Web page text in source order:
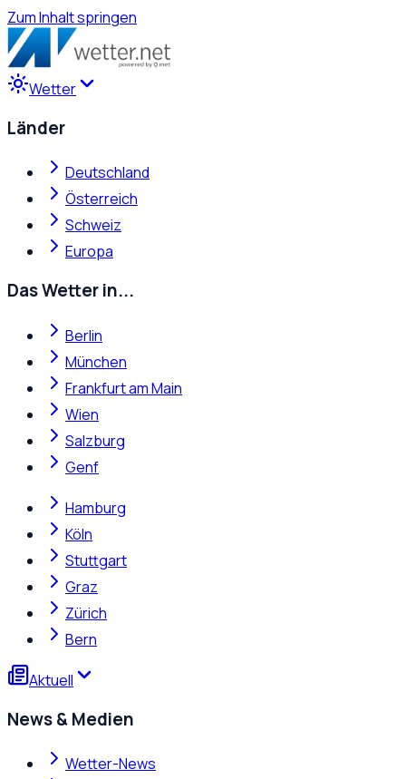
Zum Inhalt springen
Wetter
Länder
Deutschland
Österreich
Schweiz
Europa
Das Wetter in...
Berlin
München
Frankfurt am Main
Wien
Salzburg
Genf
Hamburg
Köln
Stuttgart
Graz
Zürich
Bern
Aktuell
News & Medien
Wetter-News